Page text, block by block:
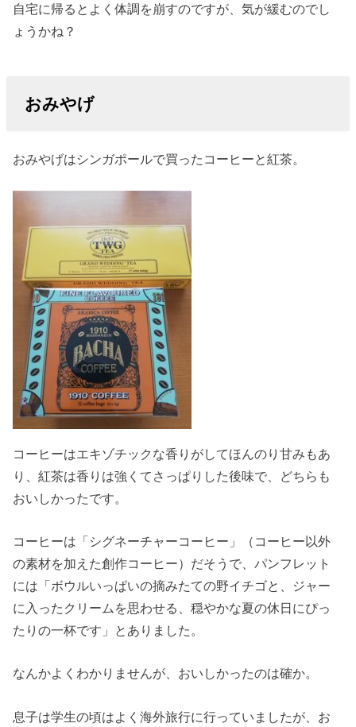
自宅に帰るとよく体調を崩すのですが、気が緩むのでし
ょうかね？
おみやげ
おみやげはシンガポールで買ったコーヒーと紅茶。
コーヒーはエキゾチックな香りがしてほんのり甘みもあ
り、紅茶は香りは強くてさっぱりした後味で、どちらも
おいしかったです。
コーヒーは「シグネーチャーコーヒー」（コーヒー以外
の素材を加えた創作コーヒー）だそうで、パンフレット
には「ボウルいっぱいの摘みたての野イチゴと、ジャー
に入ったクリームを思わせる、穏やかな夏の休日にぴっ
たりの一杯です」とありました。
なんかよくわかりませんが、おいしかったのは確か。
息子は学生の頃はよく海外旅行に行っていましたが、お